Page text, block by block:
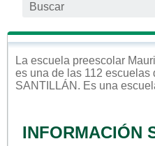
La escuela preescolar
es una de las 112 escuelas
SANTILLÁN . Es una
INFORMACIÓN